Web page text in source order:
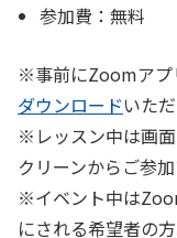
参加費： 無料
※事前にZoomアプ
ダウンロードいた
※レッスン中は画
クリーンからご参
※イベント中は
にされる希望者の